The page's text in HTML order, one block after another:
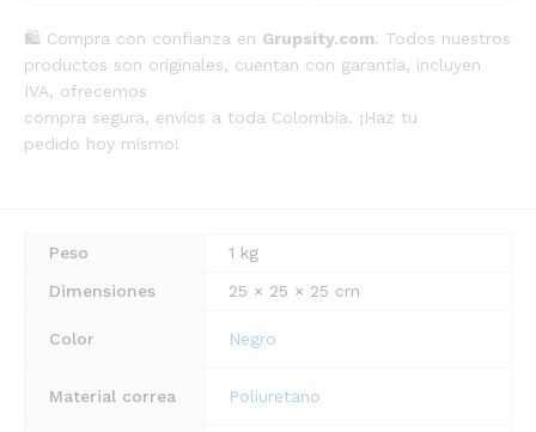
🛍️ Compra con confianza en Grupsity.com. Todos nuestros
productos son originales, cuentan con garantía, incluyen
IVA, ofrecemos
compra segura, envíos a toda Colombia. ¡Haz tu
pedido hoy mismo!
Peso
1 kg
Dimensiones
25 × 25 × 25 cm
Color Negro
Material correa Poliuretano